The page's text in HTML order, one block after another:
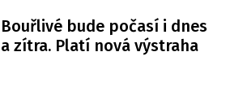
Bouřlivé bude počasí i dnes
a zítra. Platí nová výstraha